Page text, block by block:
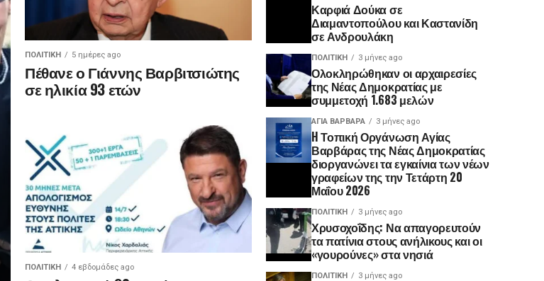
ΠΟΛΙΤΙΚΉ 5 ημέρες ago
Πέθανε ο Γιάννης Βαρβιτσιώτης
σε ηλικία 93 ετών
ΠΟΛΙΤΙΚΉ 4 εβδομάδες ago
Καρφιά Δούκα σε
Διαμαντοπούλου και Καστανίδη
σε Ανδρουλάκη
ΠΟΛΙΤΙΚΉ 3 μήνες ago
Ολοκληρώθηκαν οι αρχαιρεσίες
της Νέας Δημοκρατίας με
συμμετοχή 1.683 μελών
ΑΓΙΑ ΒΑΡΒΑΡΑ 3 μήνες ago
H Τοπική Οργάνωση Αγίας
Βαρβάρας της Νέας Δημοκρατίας
διοργανώνει τα εγκαίνια των νέων
γραφείων της την Τετάρτη 20
Μαΐου 2026
ΠΟΛΙΤΙΚΉ 3 μήνες ago
Χρυσοχοΐδης: Να απαγορευτούν
τα πατίνια στους ανήλικους και οι
«γουρούνες» στα νησιά
ΠΟΛΙΤΙΚΉ 3 μήνες ago